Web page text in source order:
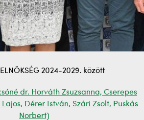
2024-2029. között
dr. Horváth Zsuzsanna, Cserepes
Lajos, Dérer István, Szári Zsolt, Puskás
Norbert)